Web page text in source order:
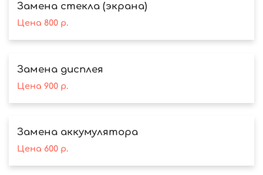
Замена стекла (экрана)
Цена 800р.
Замена дисплея
Цена 900р.
Замена аккумулятора
Цена 600р.